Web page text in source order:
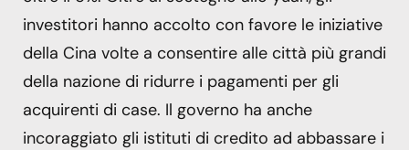
investitori hanno accolto con favore le iniziative
della Cina volte a consentire alle città più grandi
della nazione di ridurre i pagamenti per gli
acquirenti di case. Il governo ha anche
incoraggiato gli istituti di credito ad abbassare i